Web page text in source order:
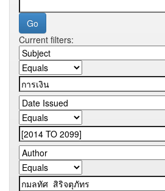
Current filters: